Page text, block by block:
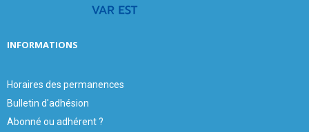
INFORMATIONS
Horaires des permanences
Bulletin d'adhésion
Abonné ou adhérent ?